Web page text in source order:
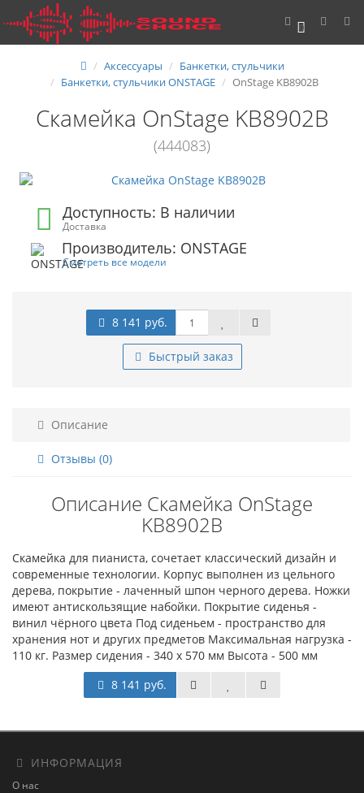
0
Аксессуары
Банкетки, стульчики
Банкетки, стульчики ONSTAGE
OnStage KB8902B
Скамейка OnStage KB8902B
(444083)
Доступность: В наличии
Доставка
Производитель: ONSTAGE
Смотреть все модели
8 141 руб.
Быстрый заказ
Описание
Отзывы (0)
Описание Скамейка OnStage
KB8902B
Скамейка для пианиста, сочетает классический дизайн и
современные технологии. Корпус выполнен из цельного
дерева, покрытие - лаченный шпон черного дерева. Ножки
имеют антискользящие набойки. Покрытие сиденья -
винил чёрного цвета Под сиденьем - пространство для
хранения нот и других предметов Максимальная нагрузка -
110 кг. Размер сидения - 340 х 570 мм Высота - 500 мм
8 141 руб.
ИНФОРМАЦИЯ
О нас